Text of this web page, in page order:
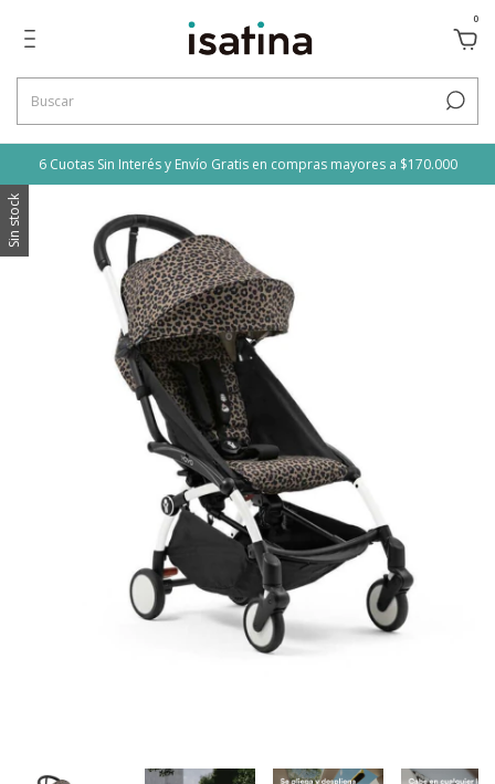
0
6 Cuotas Sin Interés y Envío Gratis en compras mayores a $170.000
Sin stock